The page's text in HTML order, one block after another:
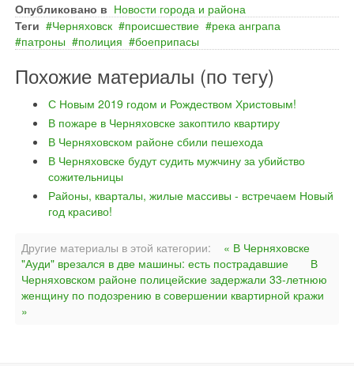
Опубликовано в Новости города и района
Теги
Черняховск происшествие
река анграпа
патроны
полиция боеприпасы
Похожие материалы (по тегу)
С Новым 2019 годом и Рождеством Христовым!
В пожаре в Черняховске закоптило квартиру
В Черняховском районе сбили пешехода
В Черняховске будут судить мужчину за убийство
сожительницы
Районы, кварталы, жилые массивы - встречаем Новый
год красиво!
Другие материалы в этой категории:
« В Черняховске
"Ауди" врезался в две машины: есть пострадавшие
В
Черняховском районе полицейские задержали 33-летнюю
женщину по подозрению в совершении квартирной кражи
»